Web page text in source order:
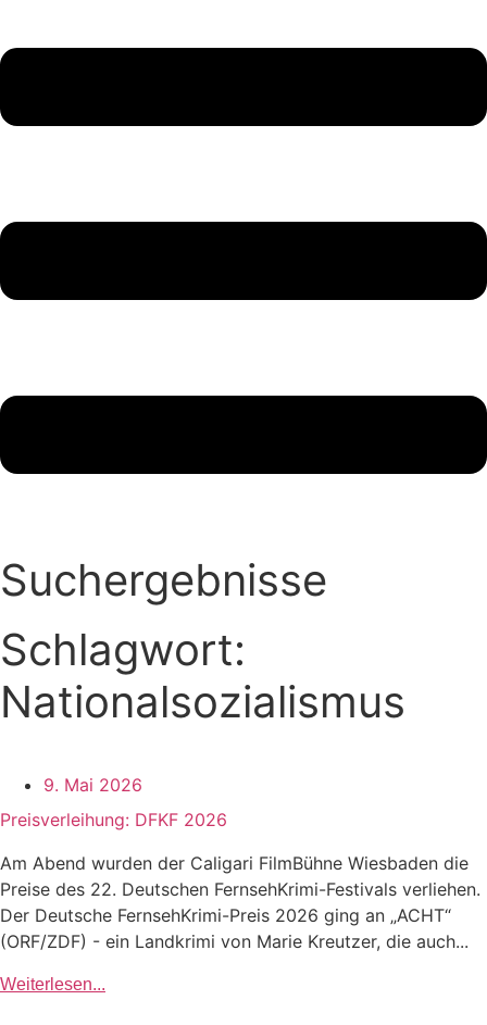
Suchergebnisse
Schlagwort:
Nationalsozialismus
9. Mai 2026
Preisverleihung: DFKF 2026
Am Abend wurden der Caligari FilmBühne Wiesbaden die
Preise des 22. Deutschen FernsehKrimi-Festivals verliehen.
Der Deutsche FernsehKrimi-Preis 2026 ging an „ACHT“
(ORF/ZDF) - ein Landkrimi von Marie Kreutzer, die auch...
Weiterlesen...